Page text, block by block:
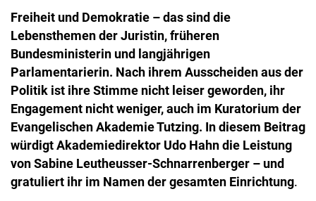
Freiheit und Demokratie – das sind die
Lebensthemen der Juristin, früheren
Bundesministerin und langjährigen
Parlamentarierin. Nach ihrem Ausscheiden aus der
Politik ist ihre Stimme nicht leiser geworden, ihr
Engagement nicht weniger, auch im Kuratorium der
Evangelischen Akademie Tutzing. In diesem Beitrag
würdigt Akademiedirektor Udo Hahn die Leistung
von Sabine Leutheusser-Schnarrenberger – und
gratuliert ihr im Namen der gesamten Einrichtung.